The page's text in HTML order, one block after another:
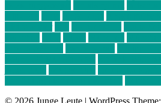
© 2026 Junge Leute | WordPress Theme: